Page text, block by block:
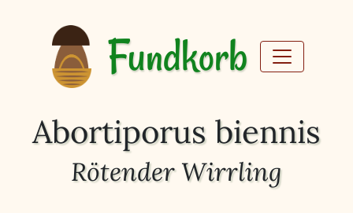
Fundkorb
Abortiporus biennis
Rötender Wirrling